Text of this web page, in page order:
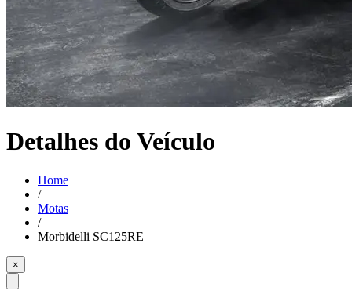
Detalhes do Veículo
Home
/
Motas
/
Morbidelli SC125RE
×